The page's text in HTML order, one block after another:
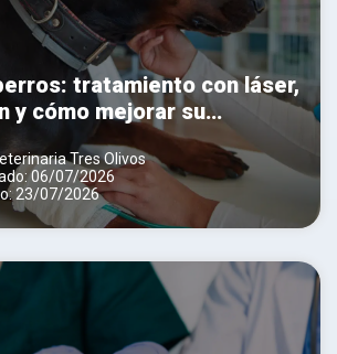
tratamiento con láser,
y cómo mejorar su
Tres Olivos
06/07/2026
23/07/2026